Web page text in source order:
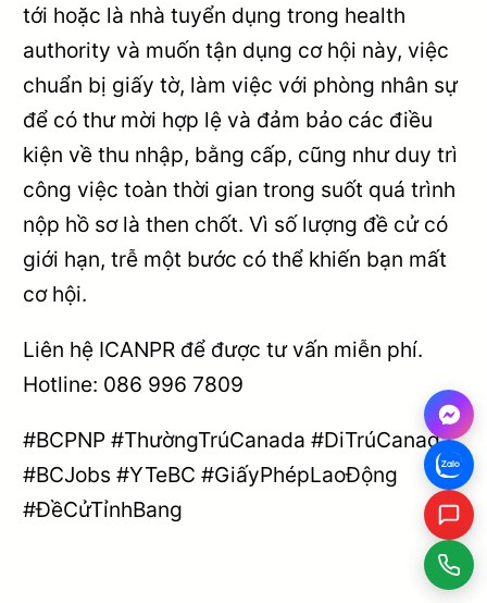
tới hoặc là nhà tuyển dụng trong health
authority và muốn tận dụng cơ hội này, việc
chuẩn bị giấy tờ, làm việc với phòng nhân sự
để có thư mời hợp lệ và đảm bảo các điều
kiện về thu nhập, bằng cấp, cũng như duy trì
công việc toàn thời gian trong suốt quá trình
nộp hồ sơ là then chốt. Vì số lượng đề cử có
giới hạn, trễ một bước có thể khiến bạn mất
cơ hội.
Liên hệ ICANPR để được tư vấn miễn phí.
Hotline: 086 996 7809
#BCPNP #ThườngTrúCanada #DiTrúCanada
#BCJobs #YTeBC #GiấyPhépLaoĐộng
#ĐềCửTỉnhBang